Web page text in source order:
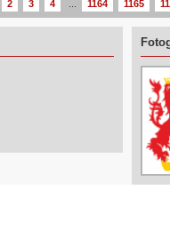
2 3 4 1164 1165